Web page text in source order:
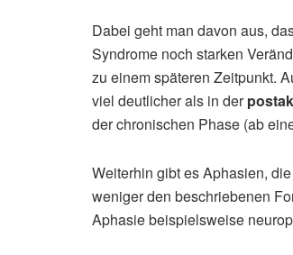
Dabei geht man davon aus,
Syndrome noch starken
zu einem späteren Zeitpunkt.
viel deutlicher als in der
der chronischen Phase (ab
Weiterhin gibt es Aphasien,
weniger den beschriebenen
Aphasie beispielsweise